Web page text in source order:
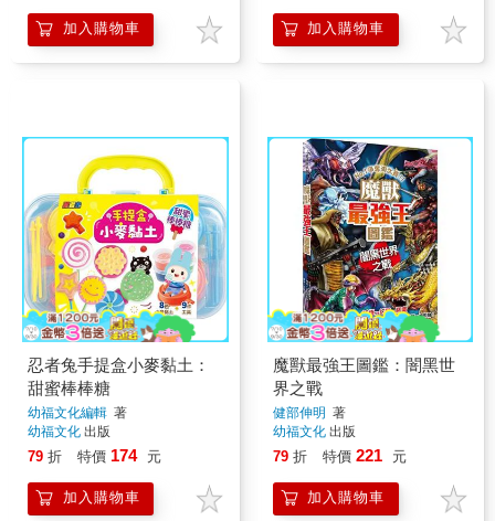
加入購物車 加入購物車
忍者兔手提盒小麥黏土：
甜蜜棒棒糖
幼福文化編輯 著
幼福文化 出版
79 折 特價 174 元
加入購物車
魔獸最強王圖鑑：闇黑世
界之戰
健部伸明 著
幼福文化出版
79 折 特價 221 元
加入購物車